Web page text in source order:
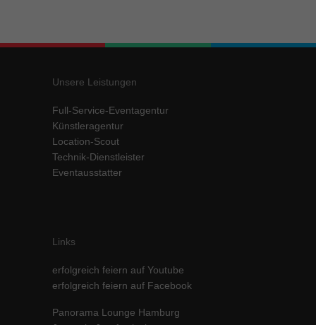
Unsere Leistungen
Full-Service-Eventagentur
Künstleragentur
Location-Scout
Technik-Dienstleister
Eventausstatter
Links
erfolgreich feiern auf Youtube
erfolgreich feiern auf Facebook
Panorama Lounge Hamburg